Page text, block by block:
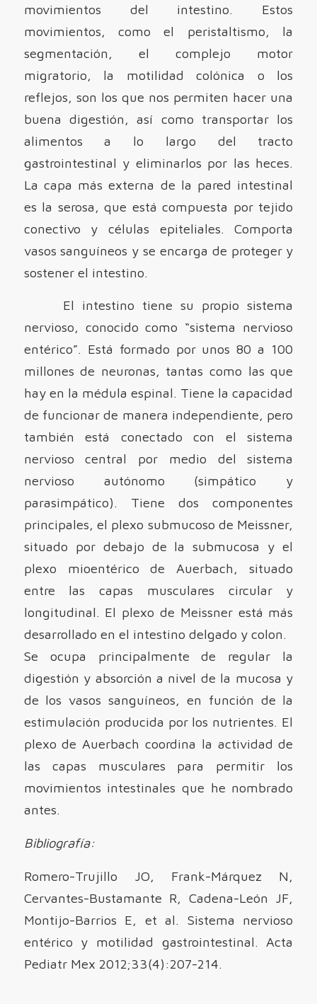
movimientos del intestino. Estos
movimientos, como el peristaltismo, la
segmentación, el complejo motor
migratorio, la motilidad colónica o los
reflejos, son los que nos permiten hacer una
buena digestión, así como transportar los
alimentos a lo largo del tracto
gastrointestinal y eliminarlos por las heces.
La capa más externa de la pared intestinal
es la serosa, que está compuesta por tejido
conectivo y células epiteliales. Comporta
vasos sanguíneos y se encarga de proteger y
sostener el intestino.
El intestino tiene su propio sistema
nervioso, conocido como “sistema nervioso
entérico”. Está formado por unos 80 a 100
millones de neuronas, tantas como las que
hay en la médula espinal. Tiene la capacidad
de funcionar de manera independiente, pero
también está conectado con el sistema
nervioso central por medio del sistema
nervioso autónomo (simpático y
parasimpático). Tiene dos componentes
principales, el plexo submucoso de Meissner,
situado por debajo de la submucosa y el
plexo mioentérico de Auerbach, situado
entre las capas musculares circular y
longitudinal. El plexo de Meissner está más
desarrollado en el intestino delgado y colon.
Se ocupa principalmente de regular la
digestión y absorción a nivel de la mucosa y
de los vasos sanguíneos, en función de la
estimulación producida por los nutrientes. El
plexo de Auerbach coordina la actividad de
las capas musculares para permitir los
movimientos intestinales que he nombrado
antes.
Bibliografía:
Romero-Trujillo JO, Frank-Márquez N,
Cervantes-Bustamante R, Cadena-León JF,
Montijo-Barrios E, et al. Sistema nervioso
entérico y motilidad gastrointestinal. Acta
Pediatr Mex 2012;33(4):207-214.